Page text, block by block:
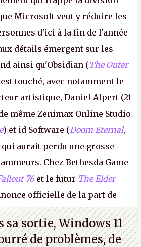
Microsoft veut y réduire les
d'ici à la fin de l'année
détails émergent sur les
ainsi qu'Obsidian (The Outer
touché, avec notamment le
artistique, Daniel Alpert (21
même Zenimax Online Studio
) et id Software (Doom Eternal,
qui aurait perdu une grosse
Chez Bethesda Game
76 et le futur The Elder
officielle de la part de
des employés confirme
A.
sa sortie, Windows 11
de problèmes, de